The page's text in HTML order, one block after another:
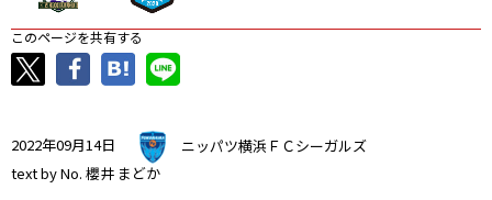
このページを共有する
2022年09月14日
ニッパツ横浜ＦＣシーガルズ
text by No. 櫻井 まどか